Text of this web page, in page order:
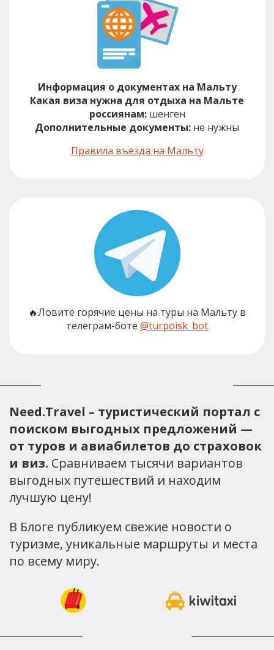
Информация о документах на Мальту
Какая виза нужна для отдыха на Мальте
россиянам:шенген
Дополнительные документы: не нужны
Правила въезда на Мальту
🔥Ловите горячие цены на туры на Мальту в
телеграм-боте @turpoisk_bot
Need.Travel – туристический портал с
поиском выгодных предложений —
от туров и авиабилетов до страховок
и виз. Сравниваем тысячи вариантов
выгодных путешествий и находим
лучшую цену!
В Блоге публикуем свежие новости о
туризме, уникальные маршруты и места
по всему миру.